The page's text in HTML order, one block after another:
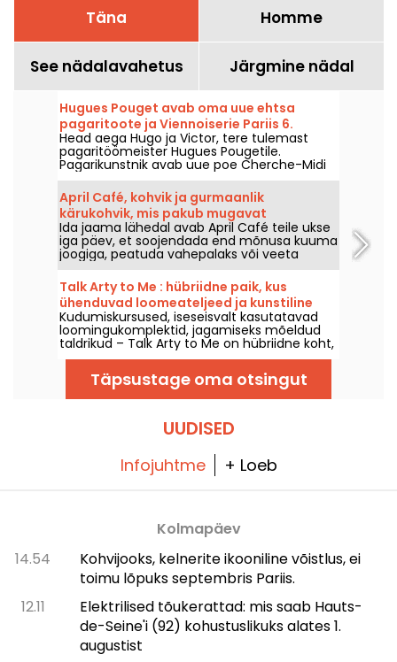
Täna Homme
See nädalavahetus Järgmine nädal
Hugues Pouget avab oma uue ehtsa
pagaritoote ja Viennoiserie Pariis 6.
linnaosas
Head aega Hugo ja Victor, tere tulemast
pagaritöömeister Hugues Pougetile.
Pagarikunstnik avab uue poe Cherche-Midi
tänaval Parisi kuues linnaosas, pakkudes
uuenduslikku valikut, mis ühendab prantsuse
pagaritöö suurklassikaid ja soolaseid saiakesi.
Käisime teda kuulamas ja toome teile kõik.
April Café, kohvik ja gurmaanlik
kärukohvik, mis pakub mugavat
puhkehetke 10. linnaosas.
Ida jaama lähedal avab April Café teile ukse
iga päev, et soojendada end mõnusa kuuma
joogiga, peatuda vahepalaks või veeta
mõnusalt rahulikult ja kuivas ruumis.
Talk Arty to Me : hübriidne paik, kus
ühenduvad loomeateljeed ja kunstiline
restoran Maraisi piirkonnas
Kudumiskursused, iseseisvalt kasutatavad
loomingukomplektid, jagamiseks mõeldud
taldrikud – Talk Arty to Me on hübriidne koht,
kuhu tullakse nii loometööks kui
maitsmiseks, kunstistuudiot ja vabastiilis
hooajalise restorani vahel.
Täpsustage oma otsingut
UUDISED
Infojuhtme + Loeb
Kolmapäev
14.54
Kohvijooks, kelnerite ikooniline võistlus, ei
toimu lõpuks septembris Pariis.
12.11
Elektrilised tõukerattad: mis saab Hauts-
de-Seine'i (92) kohustuslikuks alates 1.
augustist